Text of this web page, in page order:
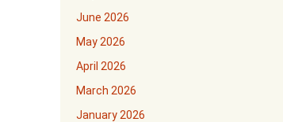
June 2026
May 2026
April 2026
March 2026
January 2026